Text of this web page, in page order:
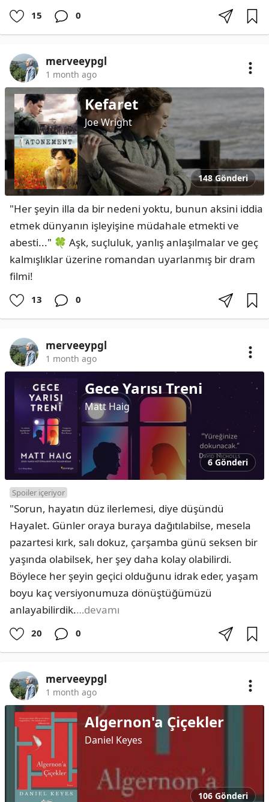
15 0
merveeypgl
1 month ago
Kefaret
Joe Wright
148 Gönderi
"Her şeyin illa da bir nedeni yoktu, bunun aksini iddia
etmek dünyanın işleyişine müdahale etmekti ve
abesti..." 🍀 Aşk, suçluluk, yanlış anlaşılmalar ve geç
kalmışlıklar üzerine romandan uyarlanmış bir dram
filmi!
13 0
merveeypgl
1 month ago
Gece Yarısı Treni
Matt Haig
6 Gönderi
Spoiler içeriyor
"Sorun, hayatın düz ilerlemesi, diye düşündü
Hayalet. Günler oraya buraya dağıtılabilse, mesela
pazartesi kırk, salı dokuz, çarşamba günü seksen bir
yaşında olabilsek, her şey daha kolay olabilirdi.
Böylece her şeyin geçici olduğunu idrak eder, yaşam
boyu kaç versiyonumuza dönüştüğümüzü
anlayabilirdik.…devamı
20 0
merveeypgl
1 month ago
Algernon'a Çiçekler
Daniel Keyes
106 Gönderi